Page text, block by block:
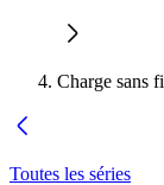
Charge sans
Toutes les séries